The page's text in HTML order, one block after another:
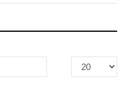
Cantidad
a